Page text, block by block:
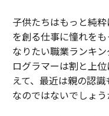
子供たちはもっと純
を創る仕事に憧れを
なりたい職業ランキ
ログラマーは割と上
えて、最近は親の認
なのではないでしょう